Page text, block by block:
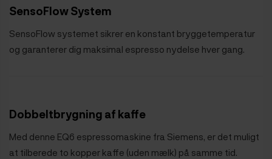
SensoFlow System
SensoFlow systemet sikrer en konstant bryggetemperatur
og garanterer dig maksimal espresso nydelse hver gang.
Dobbeltbrygning af kaffe
Med denne EQ6 espressomaskine fra Siemens, er det muligt
at tilberede to kopper kaffe (uden mælk) på samme tid.